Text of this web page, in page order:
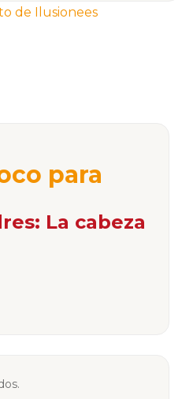
de Ilusionees
para
La cabeza